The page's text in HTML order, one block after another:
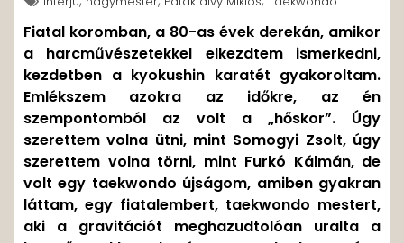
Fiatal koromban, a 80-as évek derekán, amikor
a harcművészetekkel elkezdtem ismerkedni,
kezdetben a kyokushin karatét gyakoroltam.
Emlékszem azokra az időkre, az én
szempontomból az volt a „hőskor”. Úgy
szerettem volna ütni, mint Somogyi Zsolt, úgy
szerettem volna törni, mint Furkó Kálmán, de
volt egy taekwondo újságom, amiben gyakran
láttam, egy fiatalembert, taekwondo mestert,
aki a gravitációt meghazudtolóan uralta a